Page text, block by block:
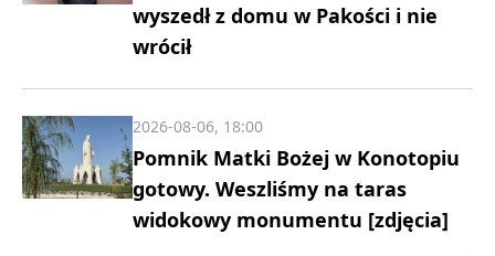
wyszedł z domu w Pakości i nie
wrócił
Pomnik Matki Bożej w Konotopiu
gotowy. Weszliśmy na taras
widokowy monumentu [zdjęcia]
2026-08-06, 18:00